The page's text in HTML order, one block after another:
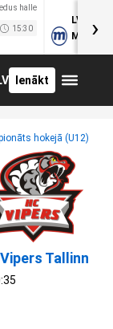
halle
15:30
LVB
MOG›
Ienākt
hokejā (U12)
Tallinn